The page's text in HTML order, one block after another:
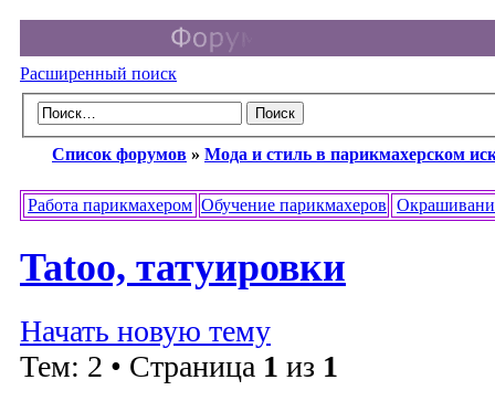
Расширенный поиск
Список форумов » Мода и стиль в парикмахерском
Работа парикмахером Обучение парикмахеров
Tatoo, татуировки
Начать новую тему
Тем: 2 • Страница 1 из 1